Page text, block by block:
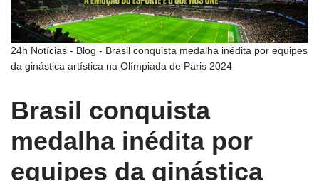
24h Notícias - Blog - Brasil conquista medalha inédita por equipes
da ginástica artística na Olímpiada de Paris 2024
Brasil conquista
medalha inédita por
equipes da ginástica